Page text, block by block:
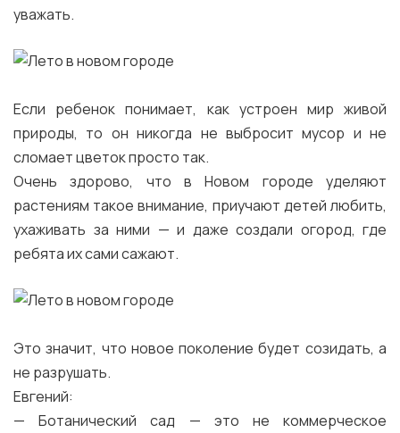
уважать.
Если ребенок понимает, как устроен мир живой
природы, то он никогда не выбросит мусор и не
сломает цветок просто так.
Очень здорово, что в Новом городе уделяют
растениям такое внимание, приучают детей любить,
ухаживать за ними — и даже создали огород, где
ребята их сами сажают.
Это значит, что новое поколение будет созидать, а
не разрушать.
Евгений:
— Ботанический сад — это не коммерческое